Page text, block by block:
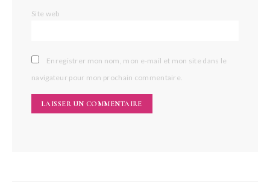
Site web
Enregistrer mon nom, mon e-mail et mon site dans le
navigateur pour mon prochain commentaire.